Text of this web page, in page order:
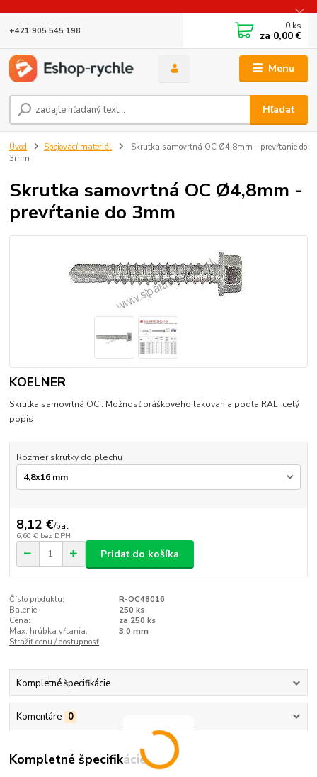
Menu
Hľadať
+421 905 545 198 0 ks
za 0,00 €
Úvod Spojovací materiál
Skrutka samovrtná OC Ø4,8mm - prevŕtanie do
3mm
Skrutka samovrtná OC Ø4,8mm -
prevŕtanie do 3mm
KOELNER
Skrutka samovrtná OC . Možnosť práškového lakovania podľa RAL. celý
popis
Rozmer skrutky do plechu
8,12 €/bal
6,60 € bez DPH
Pridať do košíka
Číslo produktu:
R-OC48016
Balenie:
250 ks
Cena:
za 250 ks
Max. hrúbka vŕtania:
3,0 mm
Strážiť cenu / dostupnosť
Kompletné špecifikácie
Komentáre 0
Kompletné špecifikácie